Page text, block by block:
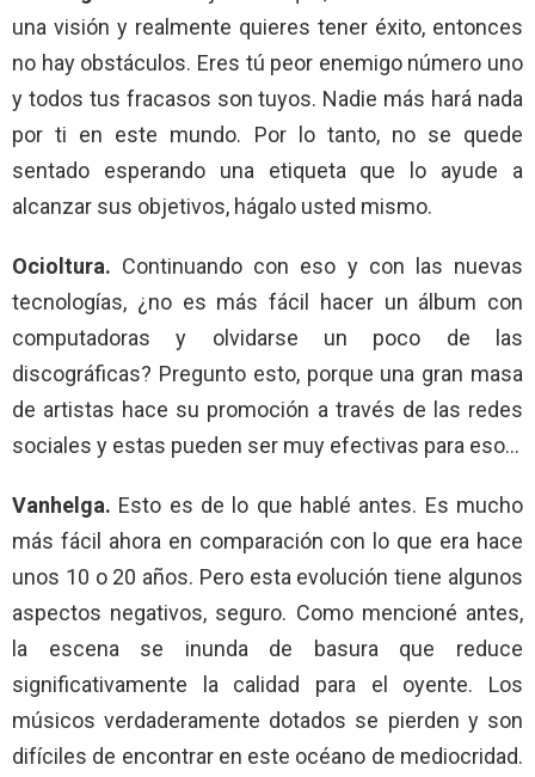
una visión y realmente quieres tener éxito, entonces
no hay obstáculos. Eres tú peor enemigo número uno
y todos tus fracasos son tuyos. Nadie más hará nada
por ti en este mundo. Por lo tanto, no se quede
sentado esperando una etiqueta que lo ayude a
alcanzar sus objetivos, hágalo usted mismo.
Ocioltura. Continuando con eso y con las nuevas
tecnologías, ¿no es más fácil hacer un álbum con
computadoras y olvidarse un poco de las
discográficas? Pregunto esto, porque una gran masa
de artistas hace su promoción a través de las redes
sociales y estas pueden ser muy efectivas para eso…
Vanhelga. Esto es de lo que hablé antes. Es mucho
más fácil ahora en comparación con lo que era hace
unos 10 o 20 años. Pero esta evolución tiene algunos
aspectos negativos, seguro. Como mencioné antes,
la escena se inunda de basura que reduce
significativamente la calidad para el oyente. Los
músicos verdaderamente dotados se pierden y son
difíciles de encontrar en este océano de mediocridad.